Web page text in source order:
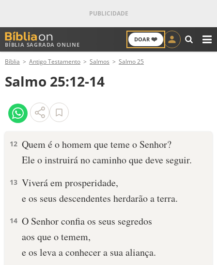
BÍBLIA SAGRADA ONLINE
DOAR ❤️
ANTIGO TESTAMENTO
NOVO TESTAMENTO
VERSÍCULOS
PALAVRA DO DIA
SALMO DO DIA
10 MANDAMENTOS
Bíblia Antigo Testamento Salmos Salmo 25
Salmo 25:12-14
12 Quem é o homem que teme o Senhor?
Ele o instruirá no caminho que deve seguir.
13 Viverá em prosperidade,
e os seus descendentes herdarão a terra.
14 O Senhor confia os seus segredos
aos que o temem,
e os leva a conhecer a sua aliança.